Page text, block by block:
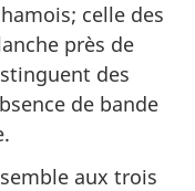
celle des
près de
des
de bande
aux trois